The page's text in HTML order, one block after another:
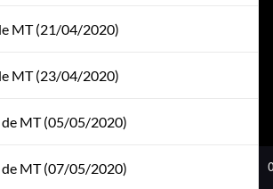
MT (21/04/2020)
MT (23/04/2020)
de MT (05/05/2020)
de MT (07/05/2020)